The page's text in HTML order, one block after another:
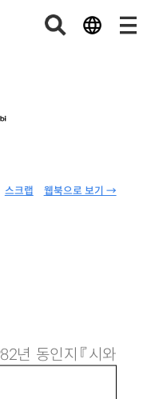
웹북으로 보기 →
스크랩
년 동인지『시와